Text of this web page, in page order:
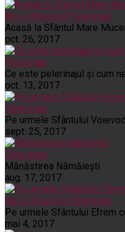
Noi și Biserica Pelerinaje
Acasă la Sfântul Mare
oct. 26, 2017
Pelerinaje
Ce este pelerinajul şi cum
oct. 13, 2017
Pelerinaje
Pe urmele Sfântului
sept. 25, 2017
Pelerinaje
Mănăstirea Nămăiești
aug. 17, 2017
Noi și Biserica Pelerinaje
Pe urmele Sfântului Efrem
mai 4, 2017